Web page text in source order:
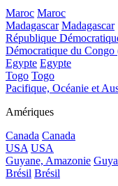
Maroc Maroc
Madagascar Madagascar
République
Démocratique du
Egypte Egypte
Togo Togo
Pacifique, Océanie et
Amériques
Canada Canada
USA USA
Guyane, Amazonie
Brésil Brésil